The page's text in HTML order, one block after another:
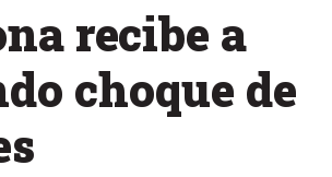
recibe a
choque de